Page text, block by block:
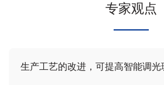
专家观点
生产工艺的改进，可提高智能调光